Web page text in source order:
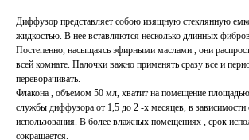
Диффузор представляет собою изящную стеклянную
жидкостью. В нее вставляются несколько длинных
Постепенно, насыщаясь эфирными маслами , они
всей комнате. Палочки важно применять сразу все и
переворачивать.
Флакона , объемом 50 мл, хватит на помещение
службы диффузора от 1,5 до 2 -х месяцев, в зависимости
использования. В более влажных помещениях , срок
сокращается.